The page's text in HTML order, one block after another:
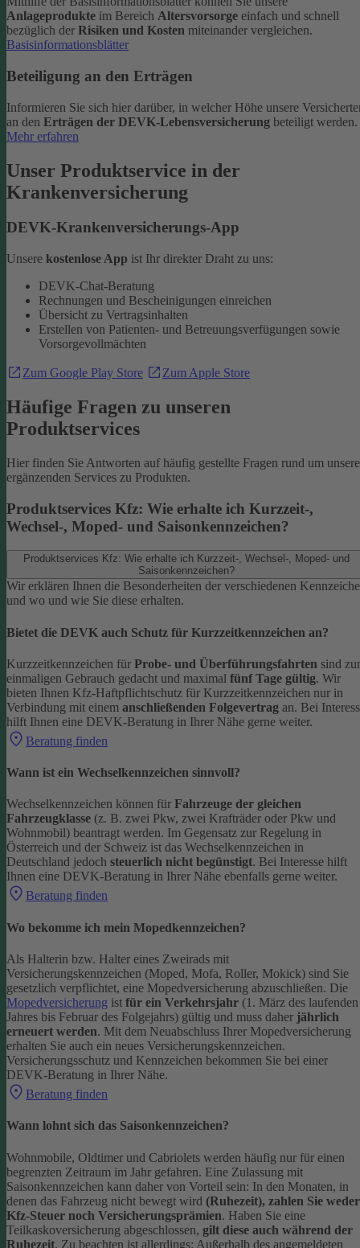
Anlageprodukte im Bereich Altersvorsorge einfach und schnell
bezüglich der Risiken und Kosten miteinander vergleichen.
Basisinformationsblätter
Beteiligung an den Erträgen
Informieren Sie sich hier darüber, in welcher Höhe unsere
an den Erträgen der DEVK-Lebensversicherung beteiligt werden.
Mehr erfahren
Unser Produktservice in der
Krankenversicherung
DEVK-Krankenversicherungs-App
Unsere kostenlose App ist Ihr direkter Draht zu uns:
DEVK-Chat-Beratung
Rechnungen und Bescheinigungen einreichen
Übersicht zu Vertragsinhalten
Erstellen von Patienten- und Betreuungsverfügungen sowie
Vorsorgevollmächten
Zum Google Play Store Zum Apple Store
Häufige Fragen zu unseren
Produktservices
Hier finden Sie Antworten auf häufig gestellte Fragen rund um unsere
ergänzenden Services zu Produkten.
Produktservices Kfz: Wie erhalte ich Kurzzeit-,
Wechsel-, Moped- und Saisonkennzeichen?
Produktservices Kfz: Wie erhalte ich Kurzzeit-, Wechsel-, Moped- und
Saisonkennzeichen?
Wir erklären Ihnen die Besonderheiten der verschiedenen
und wo und wie Sie diese erhalten.
Bietet die DEVK auch Schutz für Kurzzeitkennzeichen an?
Kurzzeitkennzeichen für Probe- und Überführungsfahrten sind
einmaligen Gebrauch gedacht und maximal fünf Tage gültig. Wir
bieten Ihnen Kfz-Haftpflichtschutz für Kurzzeitkennzeichen nur in
Verbindung mit einem anschließenden Folgevertrag an. Bei
hilft Ihnen eine DEVK-Beratung in Ihrer Nähe gerne weiter.
Beratung finden
Wann ist ein Wechselkennzeichen sinnvoll?
Wechselkennzeichen können für Fahrzeuge der gleichen
Fahrzeugklasse (z. B. zwei Pkw, zwei Krafträder oder Pkw und
Wohnmobil) beantragt werden. Im Gegensatz zur Regelung in
Österreich und der Schweiz ist das Wechselkennzeichen in
Deutschland jedoch steuerlich nicht begünstigt. Bei Interesse hilft
Ihnen eine DEVK-Beratung in Ihrer Nähe ebenfalls gerne weiter.
Beratung finden
Wo bekomme ich mein Mopedkennzeichen?
Als Halterin bzw. Halter eines Zweirads mit
Versicherungskennzeichen (Moped, Mofa, Roller, Mokick) sind Sie
gesetzlich verpflichtet, eine Mopedversicherung abzuschließen. Die
Mopedversicherung ist für ein Verkehrsjahr (1. März des laufenden
Jahres bis Februar des Folgejahrs) gültig und muss daher jährlich
erneuert werden. Mit dem Neuabschluss Ihrer Mopedversicherung
erhalten Sie auch ein neues Versicherungskennzeichen.
Versicherungsschutz und Kennzeichen bekommen Sie bei einer
DEVK-Beratung in Ihrer Nähe.
Beratung finden
Wann lohnt sich das Saisonkennzeichen?
Wohnmobile, Oldtimer und Cabriolets werden häufig nur für einen
begrenzten Zeitraum im Jahr gefahren. Eine Zulassung mit
Saisonkennzeichen kann daher von Vorteil sein: In den Monaten, in
denen das Fahrzeug nicht bewegt wird (Ruhezeit), zahlen Sie weder
Kfz-Steuer noch Versicherungsprämien. Haben Sie eine
Teilkaskoversicherung abgeschlossen, gilt diese auch während der
Ruhezeit. Zu beachten ist allerdings: Außerhalb des angemeldeten